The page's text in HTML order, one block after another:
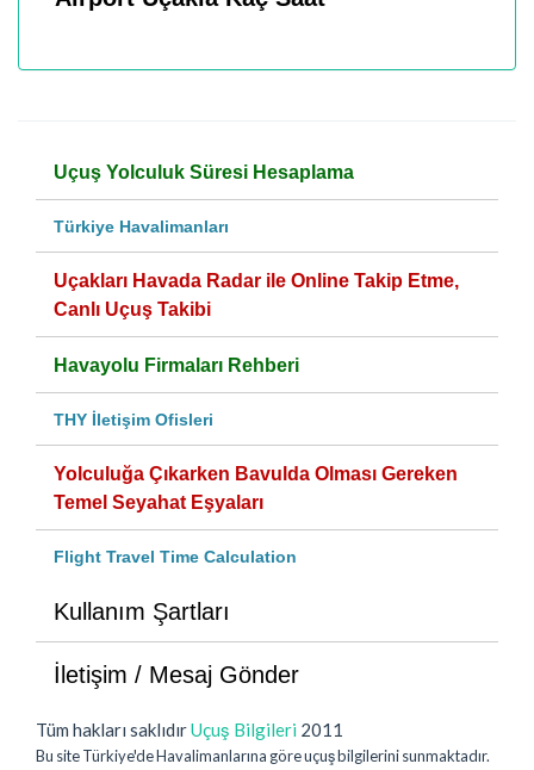
Uçuş Yolculuk Süresi Hesaplama
Türkiye Havalimanları
Uçakları Havada Radar ile Online Takip Etme,
Canlı Uçuş Takibi
Havayolu Firmaları Rehberi
THY İletişim Ofisleri
Yolculuğa Çıkarken Bavulda Olması Gereken
Temel Seyahat Eşyaları
Flight Travel Time Calculation
Kullanım Şartları
İletişim / Mesaj Gönder
Tüm hakları saklıdırUçuş Bilgileri 2011
Bu site Türkiye'de Havalimanlarına göre uçuş bilgilerini sunmaktadır.